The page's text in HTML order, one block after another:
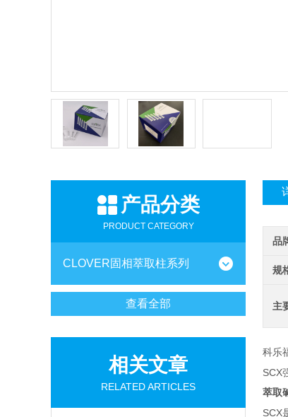
产品分类
PRODUCT CATEGORY
CLOVER固相萃取柱系列
查看全部
相关文章
RELATED ARTICLES
品
规
主
科乐
SCX
萃取
SCX